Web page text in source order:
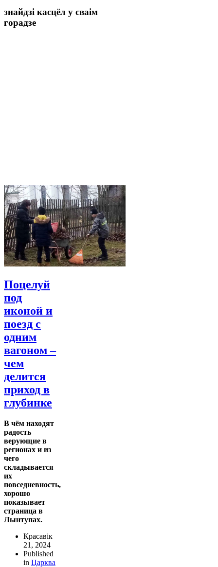
знайдзі касцёл у сваім
горадзе
Поцелуй
под
иконой и
поезд с
одним
вагоном –
чем
делится
приход в
глубинке
В чём находят
радость
верующие в
регионах и из
чего
складывается
их
повседневность,
хорошо
показывает
страница в
Лынтупах.
Красавік
21, 2024
Published
in Царква